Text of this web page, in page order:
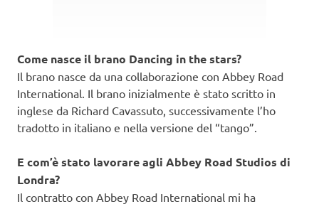
Come nasce il brano Dancing in the stars?
Il brano nasce da una collaborazione con Abbey Road
International. Il brano inizialmente è stato scritto in
inglese da Richard Cavassuto, successivamente l’ho
tradotto in italiano e nella versione del “tango”.
E com’è stato lavorare agli Abbey Road Studios di
Londra?
Il contratto con Abbey Road International mi ha